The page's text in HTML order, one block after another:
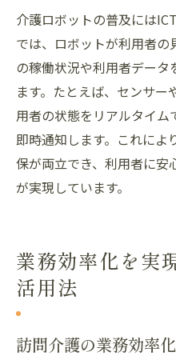
介護ロボットの普及には
では、ロボットが利用者
の稼働状況や利用者デー
ます。たとえば、センサ
用者の状態をリアルタイ
即時通知します。これによ
保が両立でき、利用者に安
が実現しています。
業務効率化を実
活用法
訪問介護の業務効率